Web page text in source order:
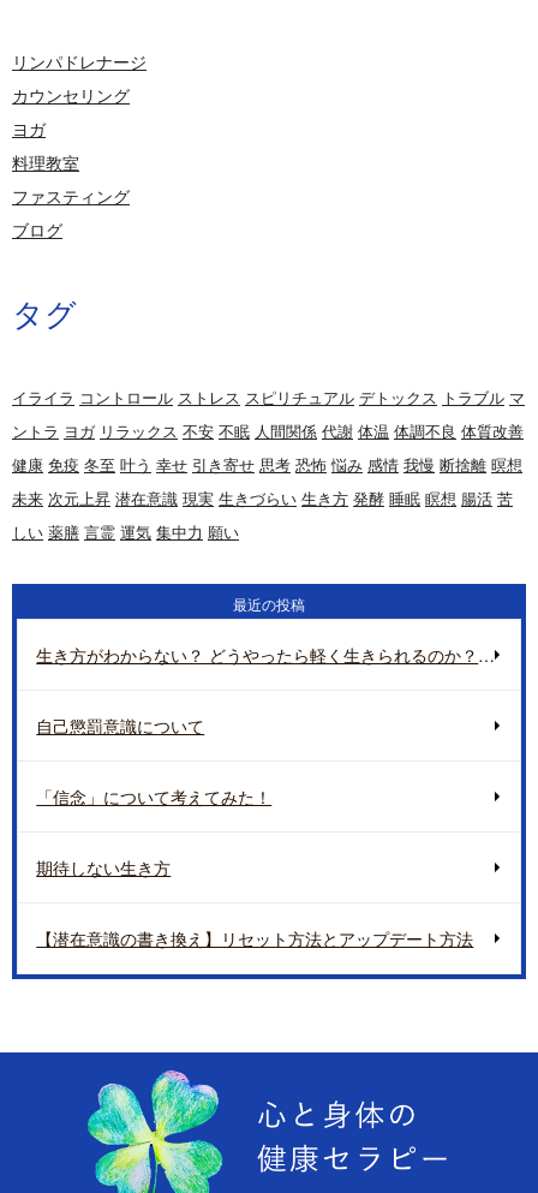
リンパドレナージ
カウンセリング
ヨガ
料理教室
ファスティング
ブログ
タグ
イライラ コントロール ストレス スピリチュアル デトックス トラブル マ
ントラ ヨガ リラックス 不安 不眠 人間関係 代謝 体温 体調不良 体質改善
健康 免疫 冬至 叶う 幸せ 引き寄せ 思考 恐怖 悩み 感情 我慢 断捨離 暝想
未来 次元上昇 潜在意識 現実 生きづらい 生き方 発酵 睡眠 瞑想 腸活 苦
しい 薬膳 言霊 運気 集中力 願い
最近の投稿
生き方がわからない？ どうやったら軽く生きられるのか？ 地球の重さについて
自己懲罰意識について
「信念」について考えてみた！
期待しない生き方
【潜在意識の書き換え】リセット方法とアップデート方法